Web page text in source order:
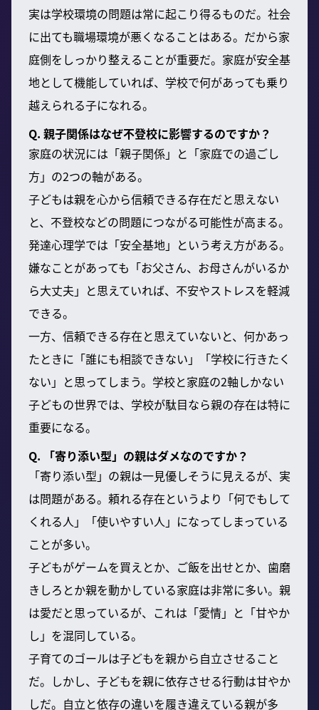
実は学校環境の問題は常に起こり得るものだ。社会
に出ても職場環境が悪くなることはある。だから家
庭側をしっかり整えることが重要だ。家庭が安全基
地として機能していれば、学校で何があっても乗り
越えられる子になれる。
Q. 親子関係はなぜ不登校に影響するのですか？
家庭の状況には「親子関係」と「家庭での過ごし
方」の2つの軸がある。
子どもは親を心から信頼できる存在だと思えない
と、不登校などの問題につながる可能性が高まる。
発達心理学では「安全基地」という考え方がある。
嫌なことがあっても「お父さん、お母さんがいるか
ら大丈夫」と思えていれば、不安やストレスを軽減
できる。
一方、信頼できる存在と思えていないと、何かあっ
たときに「誰にも相談できない」「学校に行きたく
ない」と思ってしまう。学校と家庭の2軸しかない
子どもの世界では、学校が駄目なら親の存在は特に
重要になる。
Q. 「寄り添い型」の親はダメなのですか？
「寄り添い型」の親は一見優しそうに見えるが、実
は問題がある。頼れる存在というより「何でもして
くれる人」「使いやすい人」になってしまっている
ことが多い。
子どもがゲームを買えとか、ご飯を出せとか、歯磨
きしろとか親を動かしている家庭は非常に多い。親
は愛だと思っているが、これは「愛情」と「甘やか
し」を混同している。
子育てのゴールは子どもを親から自立させること
だ。しかし、子どもを親に依存させる行動は甘やか
しだ。自立と依存の違いを履き違えている親が多